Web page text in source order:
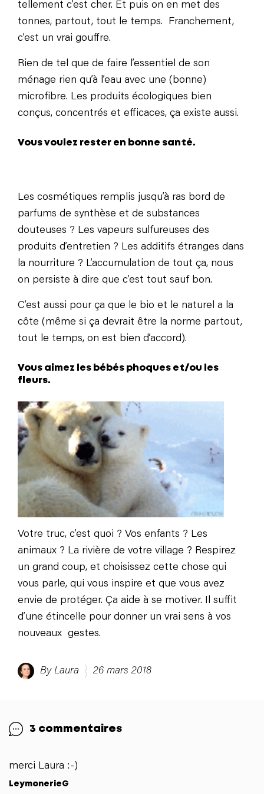
tellement c’est cher. Et puis on en met des
tonnes, partout, tout le temps. Franchement,
c’est un vrai gouffre.
Rien de tel que de faire l’essentiel de son
ménage rien qu’à l’eau avec une (bonne)
microfibre. Les produits écologiques bien
conçus, concentrés et efficaces, ça existe aussi.
Vous voulez rester en bonne santé.
Les cosmétiques remplis jusqu’à ras bord de
parfums de synthèse et de substances
douteuses ? Les vapeurs sulfureuses des
produits d’entretien ? Les additifs étranges dans
la nourriture ? L’accumulation de tout ça, nous
on persiste à dire que c’est tout sauf bon.
C’est aussi pour ça que le bio et le naturel a la
côte (même si ça devrait être la norme partout,
tout le temps, on est bien d’accord).
Vous aimez les bébés phoques et/ou les
fleurs.
Votre truc, c’est quoi ? Vos enfants ? Les
animaux ? La rivière de votre village ? Respirez
un grand coup, et choisissez cette chose qui
vous parle, qui vous inspire et que vous avez
envie de protéger. Ça aide à se motiver. Il suffit
d’une étincelle pour donner un vrai sens à vos
nouveaux gestes.
By Laura 26 mars 2018
3 commentaires
merci Laura :-)
LeymonerieG